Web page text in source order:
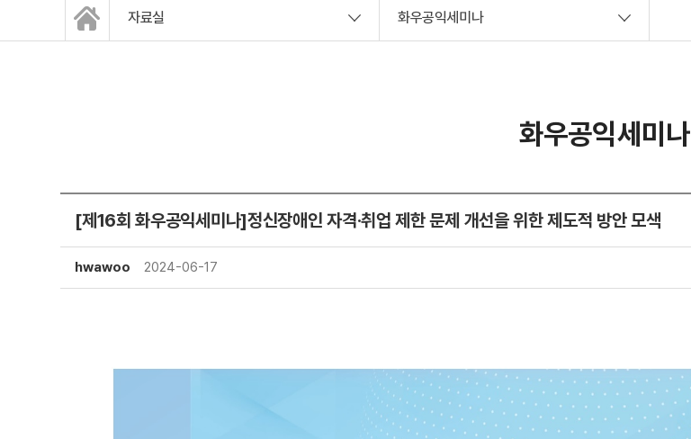
자료실 화우공익세미나
화우공익세미나
[제16회 화우공익세미나]정신장애인 자격·취업 제한 문제 개선을 위한 제도적 방안 모색
hwawoo 2024-06-17